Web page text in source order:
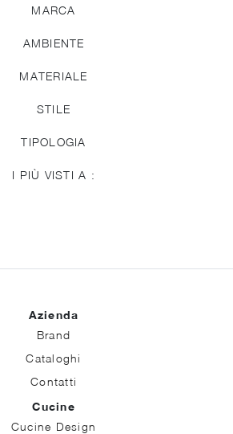
MARCA
AMBIENTE
MATERIALE
STILE
TIPOLOGIA
I PIÙ VISTI A :
Azienda
Brand
Cataloghi
Contatti
Cucine
Cucine Design